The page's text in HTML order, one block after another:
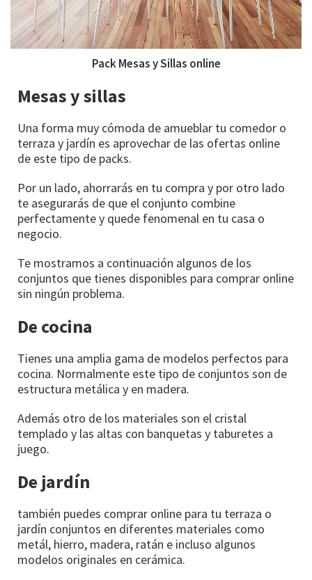
Pack Mesas y Sillas online
Mesas y sillas
Una forma muy cómoda de amueblar tu comedor o
terraza y jardín es aprovechar de las ofertas online
de este tipo de packs.
Por un lado, ahorrarás en tu compra y por otro lado
te asegurarás de que el conjunto combine
perfectamente y quede fenomenal en tu casa o
negocio.
Te mostramos a continuación algunos de los
conjuntos que tienes disponibles para comprar online
sin ningún problema.
De cocina
Tienes una amplia gama de modelos perfectos para
cocina. Normalmente este tipo de conjuntos son de
estructura metálica y en madera.
Además otro de los materiales son el cristal
templado y las altas con banquetas y taburetes a
juego.
De jardín
también puedes comprar online para tu terraza o
jardín conjuntos en diferentes materiales como
metál, hierro, madera, ratán e incluso algunos
modelos originales en cerámica.